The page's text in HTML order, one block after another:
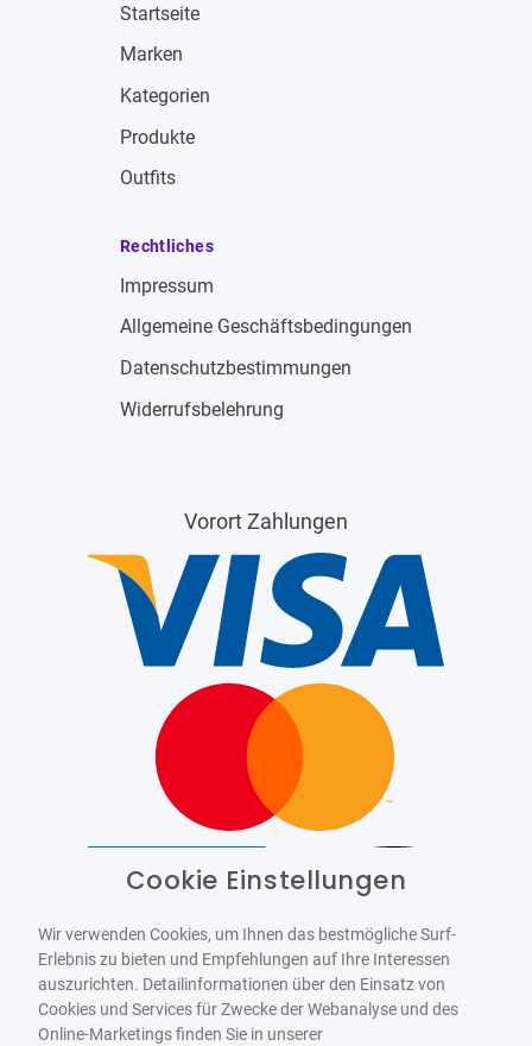
Startseite
Marken
Kategorien
Produkte
Outfits
Rechtliches
Impressum
Allgemeine Geschäftsbedingungen
Datenschutzbestimmungen
Widerrufsbelehrung
Vorort Zahlungen
WCAG-2.1-AA
Cookie Einstellungen
Wir verwenden Cookies, um Ihnen das bestmögliche Surf-
Erlebnis zu bieten und Empfehlungen auf Ihre Interessen
auszurichten. Detailinformationen über den Einsatz von
Cookies und Services für Zwecke der Webanalyse und des
Online-Marketings finden Sie in unserer